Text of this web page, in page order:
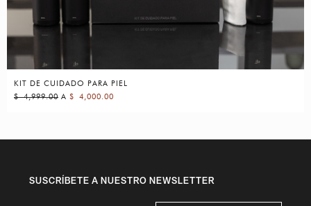
KIT DE CUIDADO PARA PIEL
$4,999.00 A $ 4,000.00
SUSCRÍBETE A NUESTRO NEWSLETTER